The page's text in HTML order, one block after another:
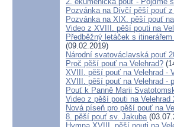
Pozvánka na Dívčí pěší pouť
Pozvánka na XIX. pěší pouť
Video z XVIII. pěší pouti na
Předběžný letáček s
(09.02.2019)
Národní svatováclavská pouť
Proč pěší pouť na Velehrad?
XVIII. pěší pouť na Velehrad -
XVIII. pěší pouť na Velehrad -
Pouť k Panně Marii
Video z pěší pouti na Velehrad
Nová píseň pro pěší pouť na
8. pěší pouť sv. Jakuba